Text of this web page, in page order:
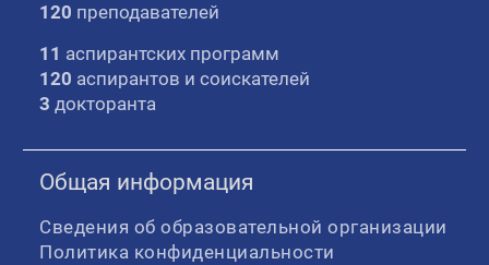
120 преподавателей
11 аспирантских программ
120 аспирантов и соискателей
3 докторанта
Общая информация
Сведения об образовательной организации
Политика конфиденциальности